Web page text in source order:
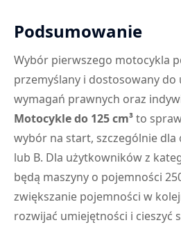
Podsumowanie
Wybór pierwszego motocykla
przemyślany i dostosowany do
wymagań prawnych oraz
Motocykle do 125 cm³to
wybór na start, szczególnie dla
lub B. Dla użytkowników z
będą maszyny o pojemności
zwiększanie pojemności w
rozwijać umiejętności i cieszyć